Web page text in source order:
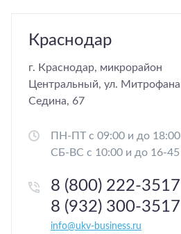
Краснодар
г. Краснодар, микрорайон
Центральный, ул. Митрофана
Седина, 67
ПН-ПТ с 09:00 и до 18:00
СБ-ВС с 10:00 и до 16-45
8 (800) 222-3517
8 (932) 300-3517
info@ukv-business.ru